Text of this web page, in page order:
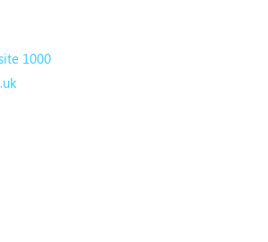
1000